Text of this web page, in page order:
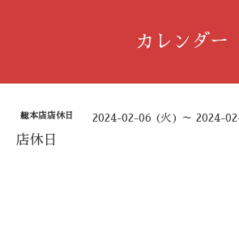
カレンダー
総本店店休日 2024-02-06 (火) ～ 2024-
店休日